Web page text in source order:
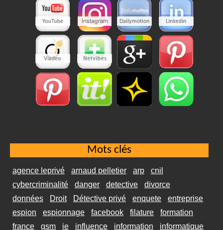
Mots clés
agence leprivé arnaud pelletier arp
cnil
cybercriminalité
danger detective
divorce
données
Droit Détective privé enquete
entreprise
espion
espionnage facebook filature
formation
france
gsm ie influence information informatique